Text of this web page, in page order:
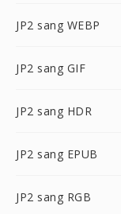
JP2 sang WEBP
JP2 sang GIF
JP2 sang HDR
JP2 sang EPUB
JP2 sang RGB